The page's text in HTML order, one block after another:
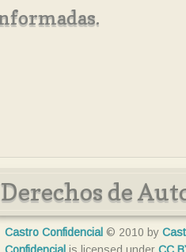
Derechos de
Castro Confidencial © 2010 by